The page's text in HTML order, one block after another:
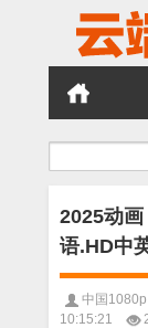
搜
2025动
语.HD中
中国1080p
10:15:21